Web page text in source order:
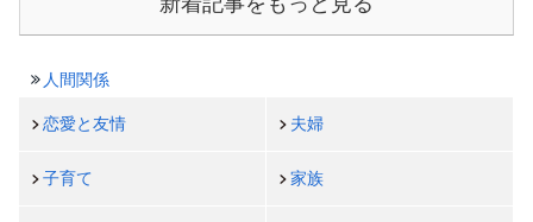
人間関係
恋愛と友情 夫婦
子育て 家族